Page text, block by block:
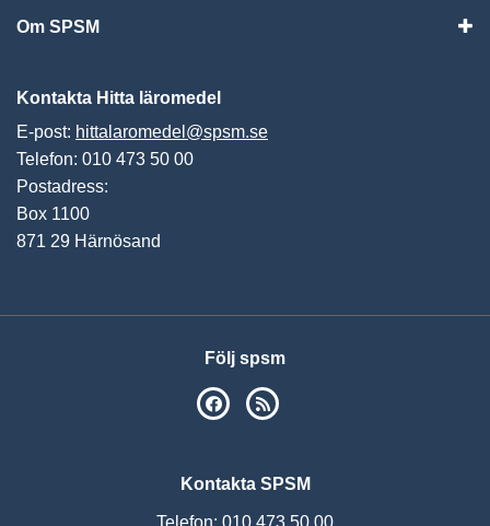
Om SPSM
Kontakta Hitta läromedel
E-post: hittalaromedel@spsm.se
Telefon: 010 473 50 00
Postadress:
Box 1100
871 29 Härnösand
Följ spsm
SPSM på Facebook
Kontakta SPSM
Telefon: 010 473 50 00